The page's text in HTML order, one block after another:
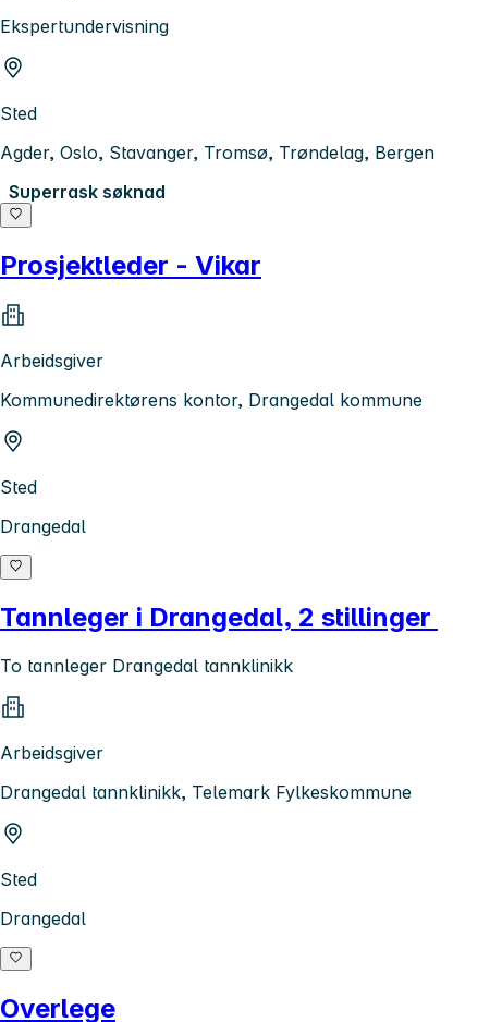
Ekspertundervisning
Sted
Agder, Oslo, Stavanger, Tromsø, Trøndelag, Bergen
Superrask søknad
Prosjektleder - Vikar
Arbeidsgiver
Kommunedirektørens kontor, Drangedal kommune
Sted
Drangedal
Tannleger i Drangedal, 2 stillinger
To tannleger Drangedal tannklinikk
Arbeidsgiver
Drangedal tannklinikk, Telemark Fylkeskommune
Sted
Drangedal
Overlege